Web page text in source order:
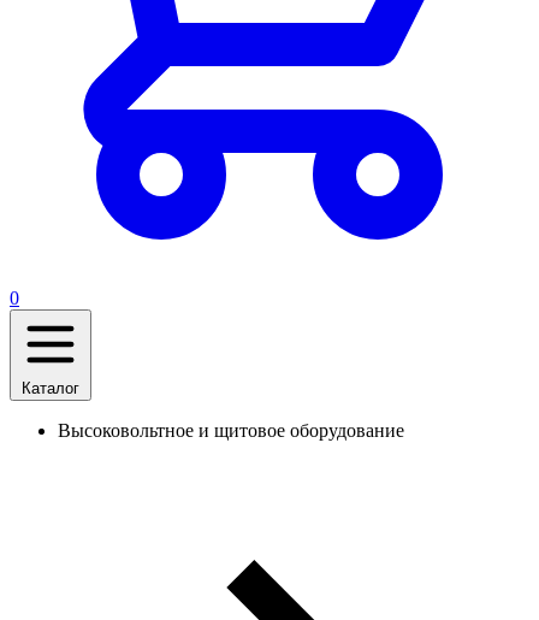
0
Каталог
Высоковольтное и щитовое оборудование